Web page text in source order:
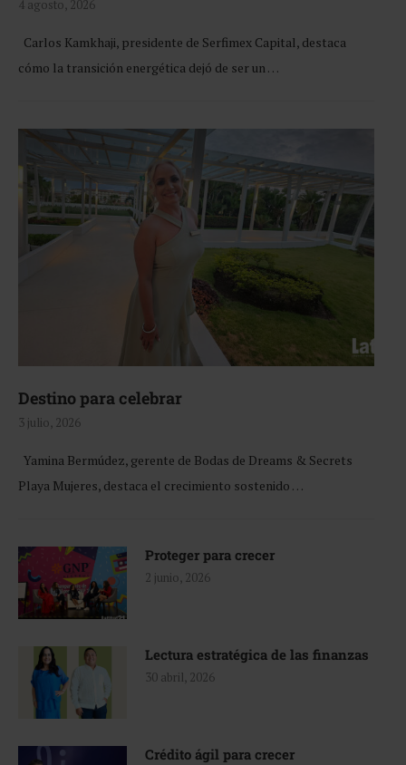
4 agosto, 2026
Carlos Kamkhaji, presidente de Serfimex Capital, destaca
cómo la transición energética dejó de ser un …
Destino para celebrar
3 julio, 2026
Yamina Bermúdez, gerente de Bodas de Dreams & Secrets
Playa Mujeres, destaca el crecimiento sostenido …
Proteger para crecer
2 junio, 2026
Lectura estratégica de las finanzas
30 abril, 2026
Crédito ágil para crecer